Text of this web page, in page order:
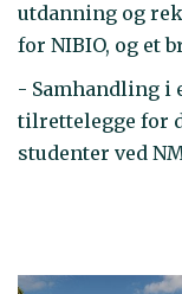
utdanning og
for NIBIO, og et
- Samhandling i
tilrettelegge for
studenter ved